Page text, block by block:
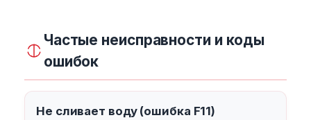
Частые неисправности и коды
ошибок
Не сливает воду (ошибка F11)